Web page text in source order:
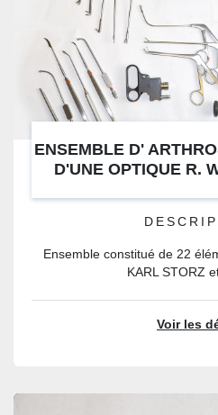
ENSEMBLE D'
D'UNE OPTIQUE R.
Ensemble constitué de 22
KARL STORZ
Voir les